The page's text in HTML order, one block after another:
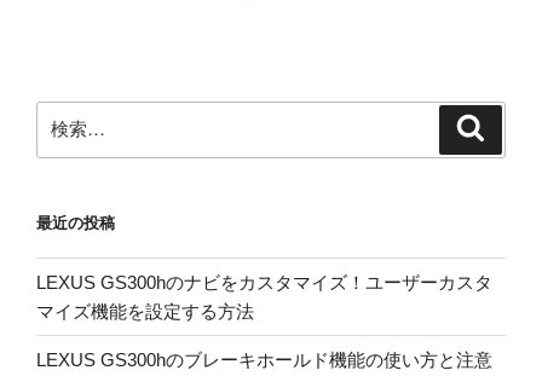
ー
シ
索:
最近の投稿
LEXUS GS300hのナビをカスタマイズ！ユーザーカスタ
マイズ機能を設定する方法
LEXUS GS300hのブレーキホールド機能の使い方と注意